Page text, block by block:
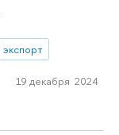
экспорт
19 декабря 2024